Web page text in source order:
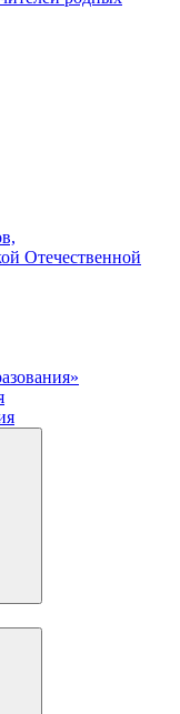
Отечественной